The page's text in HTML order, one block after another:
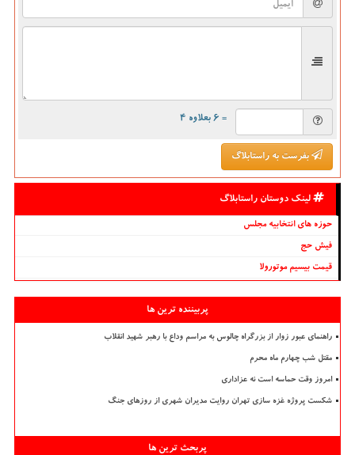
= ۶ بعلاوه ۴
بفرست به راستابلاگ
لینک دوستان راستابلاگ
حوزه های انتخابیه مجلس
فیش حج
قیمت بیسیم موتورولا
پربیننده ترین ها
راهنمای عبور زوار از بزرگراه چالوس به مراسم وداع با رهبر شهید انقلاب
مقتل شب چهارم ماه محرم
امروز وقت حماسه است نه عزاداری
شکست پروژه غزه سازی تهران روایت مدیران شهری از روزهای جنگ
پربحث ترین ها